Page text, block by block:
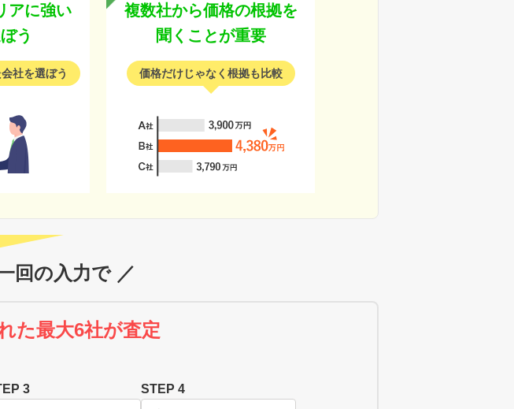
アに強い
う
社を選ぼう
複数社から価格の根拠を
聞くことが重要
価格だけじゃなく根拠も比較
回の入力で ／
た最大6社が査定
3 STEP 4